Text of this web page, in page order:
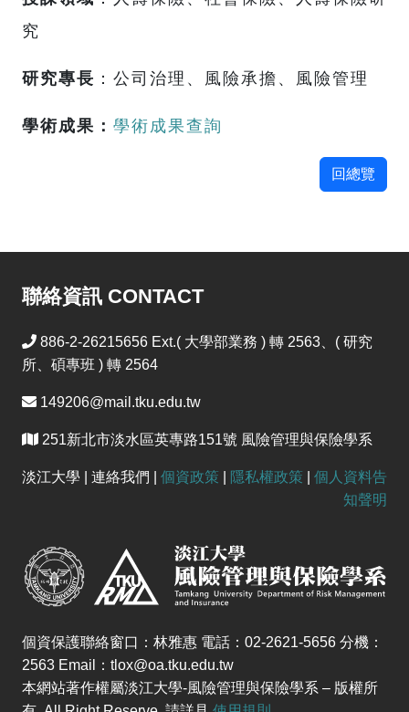
究
研究專長 ：公司治理、風險承擔、風險管理
學術成果： 學術成果查詢
回總覽
聯絡資訊 CONTACT
886-2-26215656 Ext.( 大學部業務 ) 轉 2563、( 研究
所、碩專班 ) 轉 2564
149206@mail.tku.edu.tw
251新北市淡水區英專路151號 風險管理與保險學系
淡江大學 | 連絡我們 | 個資政策 隱私權政策
個人資料告
知聲明
個資保護聯絡窗口：林雅惠 電話：02-2621-5656 分機：
2563 Email：tlox@oa.tku.edu.tw
本網站著作權屬淡江大學-風險管理與保險學系 – 版權所